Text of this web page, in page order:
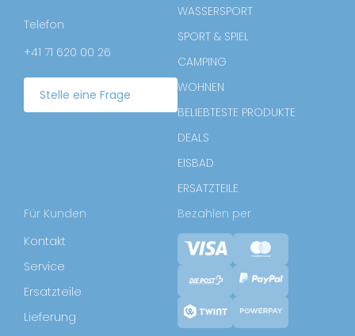
Telefon
+41 71 620 00 26
Stelle eine Frage
WASSERSPORT
SPORT & SPIEL
CAMPING
WOHNEN
BELIEBTESTE PRODUKTE
DEALS
EISBAD
ERSATZTEILE
Für Kunden
Kontakt
Service
Ersatzteile
Lieferung
Bezahlen per